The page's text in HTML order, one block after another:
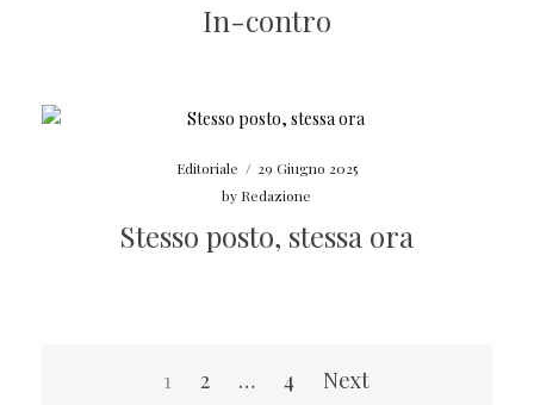
In-contro
Editoriale / 29 Giugno 2025
by Redazione
Stesso posto, stessa ora
Navigazione
1 2 … 4 Next